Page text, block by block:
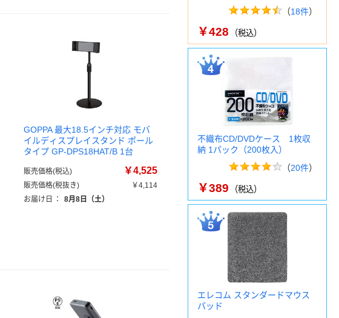
GOPPA 最大18.5インチ対応 モバ
イルディスプレイスタンド ポール
タイプ GP-DPS18HAT/B 1台
販売価格(税込) ￥4,525
販売価格(税抜き)
￥4,114
お届け日
： 8月8日（土）
（18件）
￥428 （税込）
不織布CD/DVDケース 1枚収
納 1パック（200枚入）
（20件）
￥389 （税込）
エレコム スタンダードマウス
パッド